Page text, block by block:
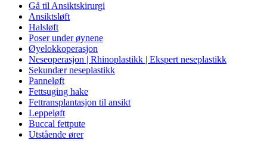
Gå til Ansiktskirurgi
Ansiktsløft
Halsløft
Poser under øynene
Øyelokkoperasjon
Neseoperasjon | Rhinoplastikk | Ekspert neseplastikk
Sekundær neseplastikk
Panneløft
Fettsuging hake
Fettransplantasjon til ansikt
Leppeløft
Buccal fettpute
Utstående ører